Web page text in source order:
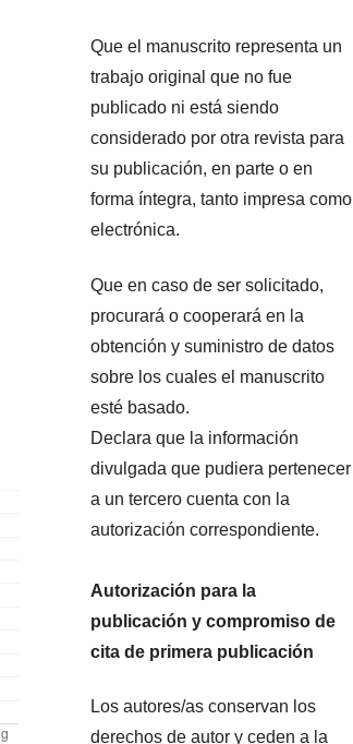
Que el manuscrito representa un
trabajo original que no fue
publicado ni está siendo
considerado por otra revista para
su publicación, en parte o en
forma íntegra, tanto impresa como
electrónica.
Que en caso de ser solicitado,
procurará o cooperará en la
obtención y suministro de datos
sobre los cuales el manuscrito
esté basado.
Declara que la información
divulgada que pudiera pertenecer
a un tercero cuenta con la
autorización correspondiente.
Autorización para la
publicación y compromiso de
cita de primera publicación
Los autores/as conservan los
derechos de autor y ceden a la